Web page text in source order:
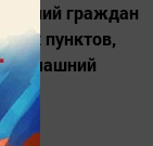
граждан
пунктов,
домашний